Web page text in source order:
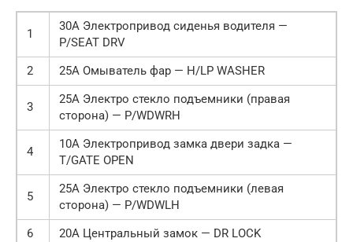
1
30А Электропривод сиденья водителя —
P/SEAT DRV
2
25А Омыватель фар — H/LP WASHER
3
25А Электро стекло подъемники (правая
сторона) — P/WDWRH
4
10А Электропривод замка двери задка —
T/GATE OPEN
5
25А Электро стекло подъемники (левая
сторона) — P/WDWLH
6
20А Центральный замок — DR LOCK